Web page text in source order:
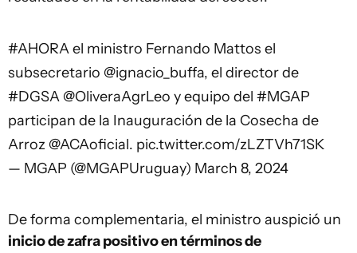
#AHORAel ministro Fernando Mattos el
subsecretario @ignacio_buffa, el director de
#DGSA @OliveraAgrLeo y equipo del #MGAP
participan de la Inauguración de la Cosecha de
Arroz @ACAoficial. pic.twitter.com/zLZTVh71SK
— MGAP (@MGAPUruguay) March 8, 2024
De forma complementaria, el ministro auspició un
inicio de zafra positivo en términos de